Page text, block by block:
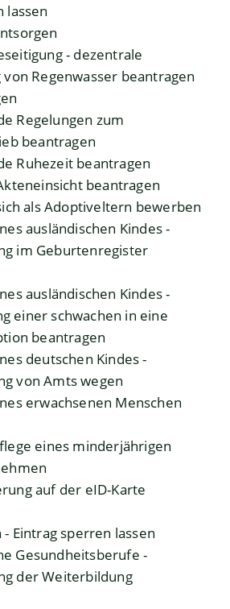
lassen
- dezentrale
Regenwasser beantragen
Regelungen zum
beantragen
Ruhezeit beantragen
beantragen
als Adoptiveltern bewerben
ausländischen Kindes -
im Geburtenregister
ausländischen Kindes -
einer schwachen in eine
beantragen
deutschen Kindes -
von Amts wegen
erwachsenen Menschen
eines minderjährigen
auf der eID-Karte
Eintrag sperren lassen
Gesundheitsberufe -
der Weiterbildung